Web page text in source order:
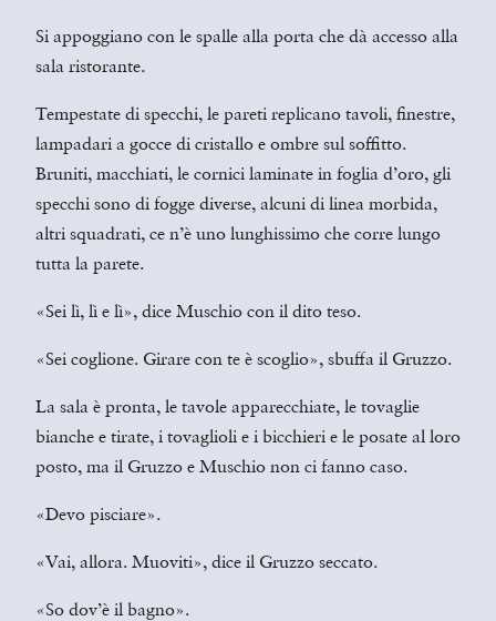
Si appoggiano con le spalle alla porta che dà accesso alla
sala ristorante.
Tempestate di specchi, le pareti replicano tavoli, finestre,
lampadari a gocce di cristallo e ombre sul soffitto.
Bruniti, macchiati, le cornici laminate in foglia d’oro, gli
specchi sono di fogge diverse, alcuni di linea morbida,
altri squadrati, ce n’è uno lunghissimo che corre lungo
tutta la parete.
«Sei lì, lì e lì», dice Muschio con il dito teso.
«Sei coglione. Girare con te è scoglio», sbuffa il Gruzzo.
La sala è pronta, le tavole apparecchiate, le tovaglie
bianche e tirate, i tovaglioli e i bicchieri e le posate al loro
posto, ma il Gruzzo e Muschio non ci fanno caso.
«Devo pisciare».
«Vai, allora. Muoviti», dice il Gruzzo seccato.
«So dov’è il bagno».